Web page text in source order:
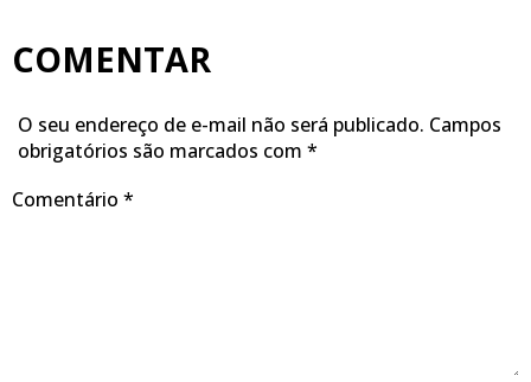
COMENTAR
O seu endereço de e-mail não será publicado. Campos
obrigatórios são marcados com *
Comentário *